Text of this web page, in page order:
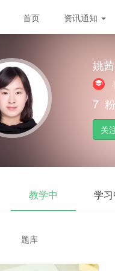
首页 资讯通知
姚茜
7
关
教学中 学习
题库